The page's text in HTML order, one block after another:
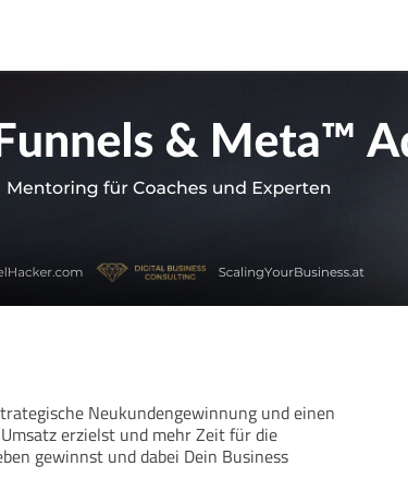
Neukundengewinnung und einen
erzielst und mehr Zeit für die
gewinnst und dabei Dein Business